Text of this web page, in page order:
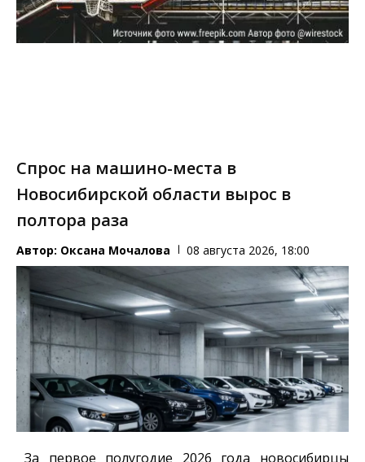
Спрос на машино-места в
Новосибирской области вырос в
полтора раза
Автор: Оксана Мочалова 08 августа 2026, 18:00
За первое полугодие 2026 года новосибирцы